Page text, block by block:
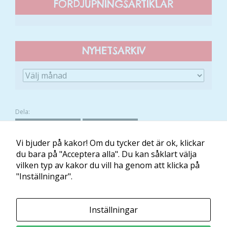
FÖRDJUPNINGSARTIKLAR
NYHETSARKIV
Dela:
Om Minibladet Villkor Mina kakor
Minibladet tillhandahålls av:
Läs och Lär McShane Education AB
Vi bjuder på kakor! Om du tycker det är ok, klickar
du bara på "Acceptera alla". Du kan såklart välja
vilken typ av kakor du vill ha genom att klicka på
"Inställningar".
Inställningar
att hemsidan
över huvud
hemsidans
och
uppbyggnad,
baserat på
Upplevelse